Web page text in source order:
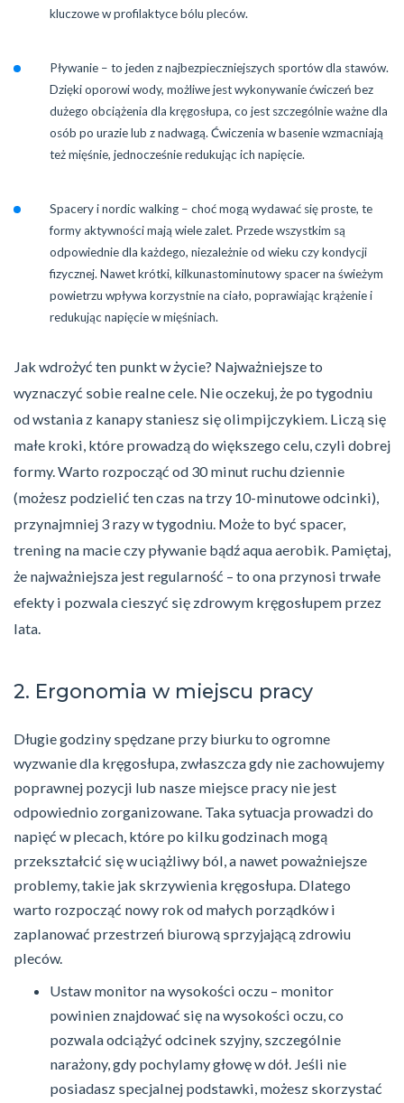
kluczowe w profilaktyce bólu pleców.
Pływanie – to jeden z najbezpieczniejszych sportów dla stawów.
Dzięki oporowi wody, możliwe jest wykonywanie ćwiczeń bez
dużego obciążenia dla kręgosłupa, co jest szczególnie ważne dla
osób po urazie lub z nadwagą. Ćwiczenia w basenie wzmacniają
też mięśnie, jednocześnie redukując ich napięcie.
Spacery i nordic walking – choć mogą wydawać się proste, te
formy aktywności mają wiele zalet. Przede wszystkim są
odpowiednie dla każdego, niezależnie od wieku czy kondycji
fizycznej. Nawet krótki, kilkunastominutowy spacer na świeżym
powietrzu wpływa korzystnie na ciało, poprawiając krążenie i
redukując napięcie w mięśniach.
Jak wdrożyć ten punkt w życie? Najważniejsze to
wyznaczyć sobie realne cele. Nie oczekuj, że po tygodniu
od wstania z kanapy staniesz się olimpijczykiem. Liczą się
małe kroki, które prowadzą do większego celu, czyli dobrej
formy. Warto rozpocząć od 30 minut ruchu dziennie
(możesz podzielić ten czas na trzy 10-minutowe odcinki),
przynajmniej 3 razy w tygodniu. Może to być spacer,
trening na macie czy pływanie bądź aqua aerobik. Pamiętaj,
że najważniejsza jest regularność – to ona przynosi trwałe
efekty i pozwala cieszyć się zdrowym kręgosłupem przez
lata.
2. Ergonomia w miejscu pracy
Długie godziny spędzane przy biurku to ogromne
wyzwanie dla kręgosłupa, zwłaszcza gdy nie zachowujemy
poprawnej pozycji lub nasze miejsce pracy nie jest
odpowiednio zorganizowane. Taka sytuacja prowadzi do
napięć w plecach, które po kilku godzinach mogą
przekształcić się w uciążliwy ból, a nawet poważniejsze
problemy, takie jak skrzywienia kręgosłupa. Dlatego
warto rozpocząć nowy rok od małych porządków i
zaplanować przestrzeń biurową sprzyjającą zdrowiu
pleców.
Ustaw monitor na wysokości oczu – monitor
powinien znajdować się na wysokości oczu, co
pozwala odciążyć odcinek szyjny, szczególnie
narażony, gdy pochylamy głowę w dół. Jeśli nie
posiadasz specjalnej podstawki, możesz skorzystać